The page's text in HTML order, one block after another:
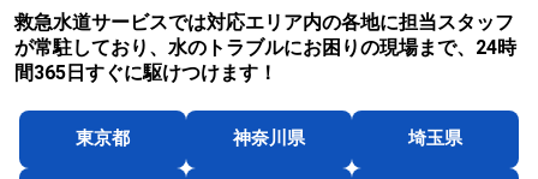
救急水道サービスでは対応エリア内の各地に担当スタッフ
が常駐しており、水のトラブルにお困りの現場まで、24時
間365日すぐに駆けつけます！
東京都 神奈川県 埼玉県